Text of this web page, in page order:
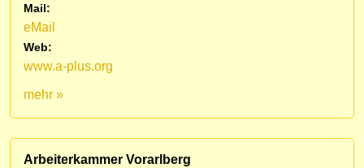
Mail:
eMail
Web:
www.a-plus.org
mehr »
Arbeiterkammer Vorarlberg